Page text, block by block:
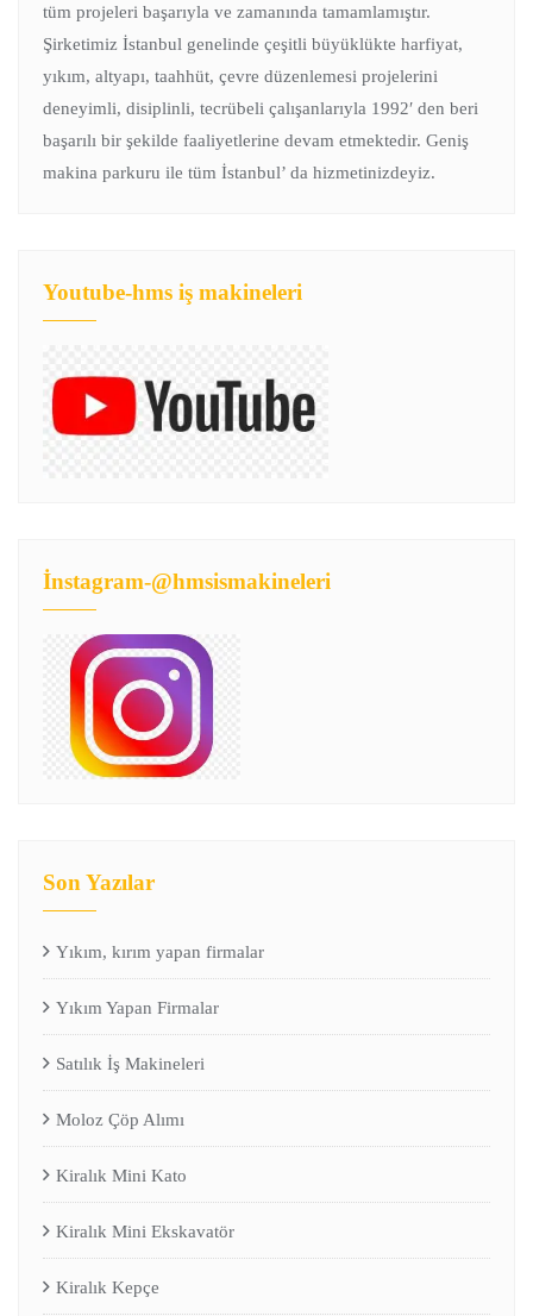
tüm projeleri başarıyla ve zamanında tamamlamıştır.
Şirketimiz İstanbul genelinde çeşitli büyüklükte harfiyat,
yıkım, altyapı, taahhüt, çevre düzenlemesi projelerini
deneyimli, disiplinli, tecrübeli çalışanlarıyla 1992′ den beri
başarılı bir şekilde faaliyetlerine devam etmektedir. Geniş
makina parkuru ile tüm İstanbul’ da hizmetinizdeyiz.
Youtube-hms iş makineleri
İnstagram-@hmsismakineleri
Son Yazılar
Yıkım, kırım yapan firmalar
Yıkım Yapan Firmalar
Satılık İş Makineleri
Moloz Çöp Alımı
Kiralık Mini Kato
Kiralık Mini Ekskavatör
Kiralık Kepçe